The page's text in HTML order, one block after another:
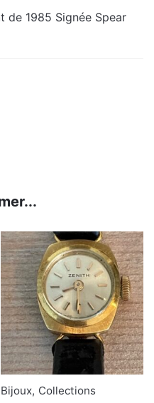
de 1985 Signée Spear
Bijoux, Collections